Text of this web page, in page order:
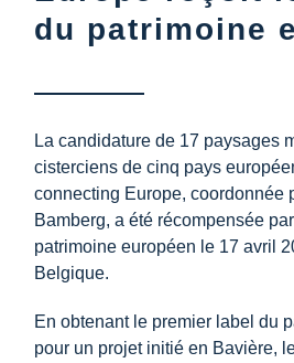
du patrimoine
La candidature de 17 paysages
cisterciens de cinq pays
connecting Europe, coordonnée
Bamberg, a été récompensée
patrimoine européen le 17 avril
Belgique.
En obtenant le premier label du
pour un projet initié en Bavière,